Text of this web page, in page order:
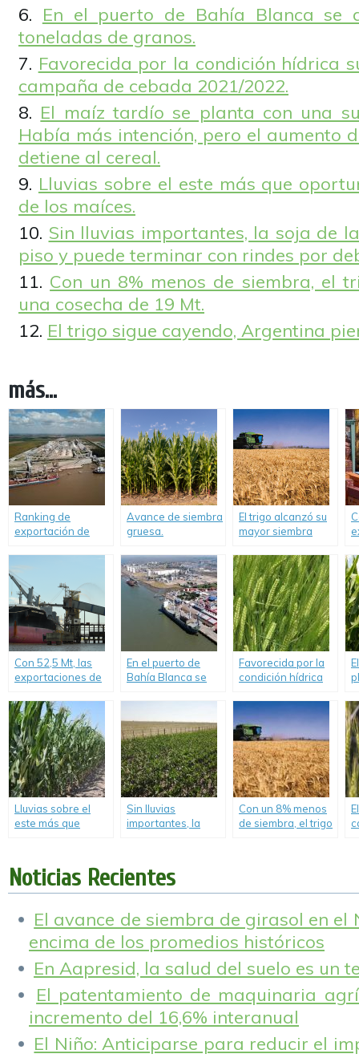
En el puerto de Bahía Blanca se
toneladas de granos.
Favorecida por la condición hídrica
campaña de cebada 2021/2022.
El maíz tardío se planta con una
Había más intención, pero el aumento
detiene al cereal.
Lluvias sobre el este más que
de los maíces.
Sin lluvias importantes, la soja de
piso y puede terminar con rindes por
Con un 8% menos de siembra, el
una cosecha de 19 Mt.
El trigo sigue cayendo, Argentina
más...
Ranking de
exportación de
campaña 2020/2.
Avance de siembra
gruesa.
El trigo alcanzó su
mayor siembra
años.
Con 52,5 Mt, las
exportaciones de
complejos
agroindustriales
alcanzaron un
récord en el primer
semestre del año.
En el puerto de
Bahía Blanca se
de granos.
Favorecida por la
condición hídrica
comenzó la
campaña de
cebada
2021/2022.
Lluvias sobre el
este más que
maíces.
Sin lluvias
importantes, la
con rindes por
debajo de la
Con un 8% menos
de siembra, el trigo
Noticias Recientes
El avance de siembra de girasol en el
encima de los promedios históricos
En Aapresid, la salud del suelo es un
El patentamiento de maquinaria
incremento del 16,6% interanual
El Niño: Anticiparse para reducir el